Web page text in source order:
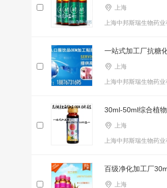
上海
上海中邦斯瑞生物药业
一站式加工厂抗糖
上海
上海中邦斯瑞生物药业
30ml-50ml综合植
上海
上海中邦斯瑞生物药业
百级净化加工厂
上海